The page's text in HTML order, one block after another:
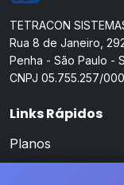
TETRACON
Rua 8 de Janeiro,
Penha - São Paulo -
CNPJ 05.755.257/
Links Rápidos
Planos